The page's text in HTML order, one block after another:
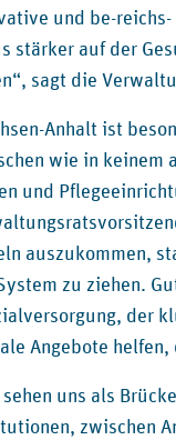
und be-
stärker auf der
sagt die
Anhalt ist
wie in keinem
und
auszukommen,
zu ziehen.
der
Angebote helfen,
sehen uns als
zwischen